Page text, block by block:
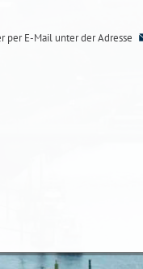
E-Mail unter der Adresse